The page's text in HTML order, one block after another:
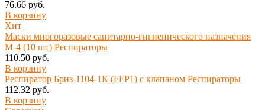
76.66 руб.
В корзину
Хит
Маски многоразовые санитарно-гигиенического назначения
М-4 (10 шт) Респираторы
110.50 руб.
В корзину
Респиратор Бриз-1104-1К (FFP1) с клапаном Респираторы
112.32 руб.
В корзину